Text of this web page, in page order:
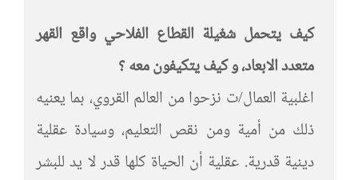
كيف يتحمل شغيلة القطاع الفلاحي واقع القهر
متعدد الابعاد، و كيف يتكيفون معه ؟
اغلبية العمال/ت نزحوا من العالم القروي، بما يعنيه
ذلك من أمية ومن نقص التعليم، وسيادة عقلية
دينية قدرية. عقلية أن الحياة كلها قدر لا يد للبشر